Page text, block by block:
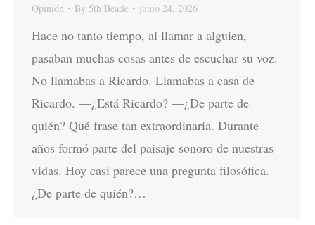
Opinión By 5th Beatle junio 24, 2026
Hace no tanto tiempo, al llamar a alguien,
pasaban muchas cosas antes de escuchar su voz.
No llamabas a Ricardo. Llamabas a casa de
Ricardo. —¿Está Ricardo? —¿De parte de
quién? Qué frase tan extraordinaria. Durante
años formó parte del paisaje sonoro de nuestras
vidas. Hoy casi parece una pregunta filosófica.
¿De parte de quién?…